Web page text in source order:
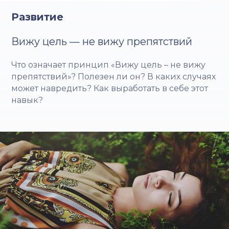
Развитие
Вижу цель — не вижу препятствий
Что означает принцип «Вижу цель – не вижу
препятствий»? Полезен ли он? В каких случаях
может навредить? Как выработать в себе этот
навык?